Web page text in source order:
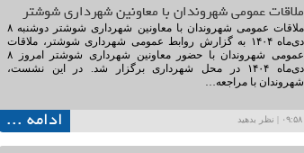
ملاقات عمومی شهروندان با معاونین شهرداری شوشتر
ملاقات عمومی شهروندان با معاونین شهرداری شوشتر دوشنبه ۸
دی‌ماه ۱۴۰۴ به گزارش روابط عمومی شهرداری شوشتر، ملاقات
عمومی شهروندان با حضور معاونین شهرداری شوشتر امروز ۸
دی‌ماه ۱۴۰۴ در محل شهرداری برگزار شد. در این نشست،
شهروندان با مراجعه…
نظر بدهید ادامه ...